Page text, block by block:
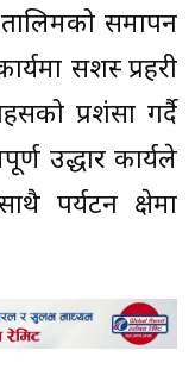
समापन
सशस्त्र प्रहरी
प्रशंसा गर्दै
उद्धार कार्यले
पर्यटन क्षेत्रमा